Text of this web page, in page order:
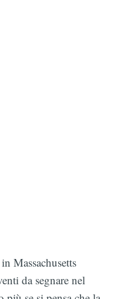
Massachusetts
da segnare nel